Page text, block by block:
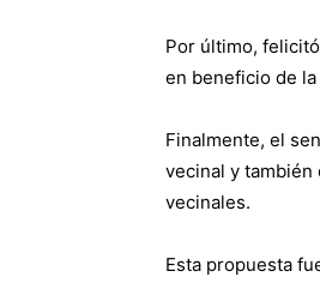
Por último,
en beneficio de
Finalmente, el
vecinal y
vecinales.
Esta propuesta